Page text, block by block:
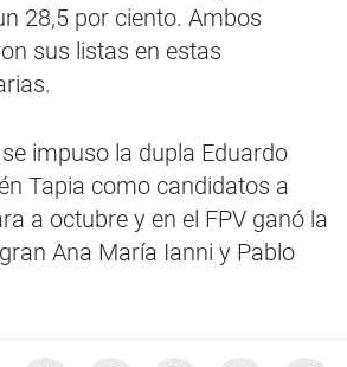
28,5 por ciento. Ambos
sus listas en estas
impuso la dupla Eduardo
Tapia como candidatos a
a octubre y en el FPV ganó la
Ana María Ianni y Pablo